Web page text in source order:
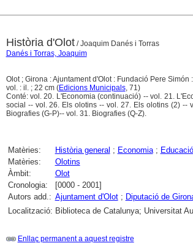
Història d'Olot/ Joaquim Danés i Torras
Danés i Torras, Joaquim
Olot ; Girona : Ajuntament d'Olot : Fundació Pere
vol. : il. ; 22 cm (Edicions Municipals, 71)
Conté: vol. 20. L'Economia (continuació) -- vol. 21.
social -- vol. 26. Els olotins -- vol. 27. Els olotins (2) --
Biografies (G-P)-- vol. 31. Biografies (Q-Z).
Matèries: Història general ; Economia; Educació
Matèries:
Olotins
Àmbit:
Olot
Cronologia:
[0000 - 2001]
Autors add.: Ajuntament d'Olot; Diputació de
Localització: Biblioteca de Catalunya; Universitat
Enllaç permanent a aquest registre